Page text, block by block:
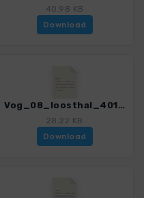
40.98 KB
Download
Vog_08_loosthal_4018_8.gpx
28.22 KB
Download